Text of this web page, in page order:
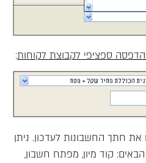
ספציפי לקבוצת לקוחות:
חתך החשבונות לעדכון. ניתן
קוד מיון, מפתח חשבון,